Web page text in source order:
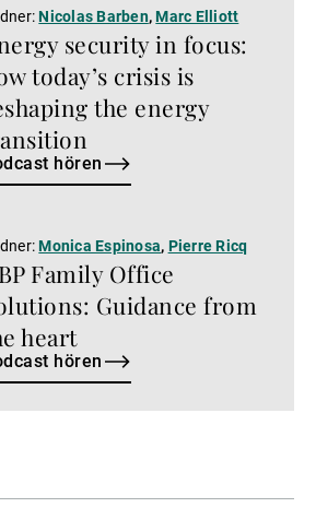
security in focus:
today’s crisis is
the energy
Nicolas Barben,Marc Elliott
hören
Family Office
Guidance from
heart
Monica Espinosa, Pierre Ricq
hören